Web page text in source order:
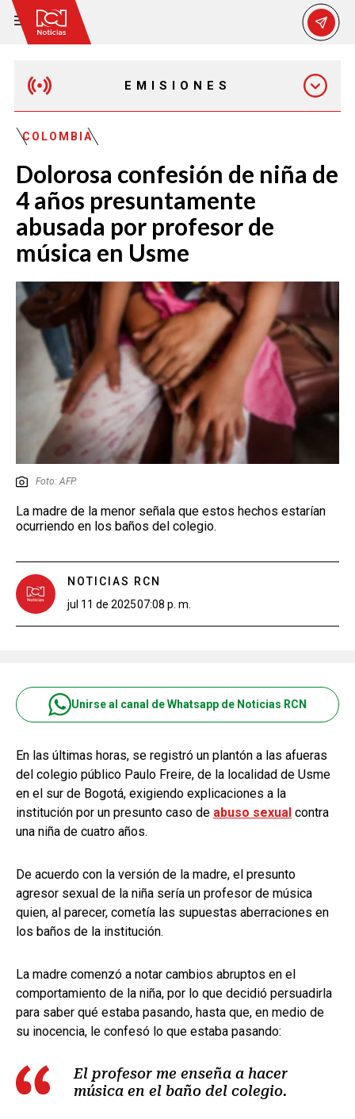
EMISIONES
EMISIÓN 12:30 PM
EMISIÓN 7:00 PM
EMISIÓN 11:30 PM
COLOMBIA
Dolorosa confesión de niña de
4 años presuntamente
abusada por profesor de
música en Usme
Foto: AFP.
La madre de la menor señala que estos hechos estarían
ocurriendo en los baños del colegio.
NOTICIAS RCN
jul 11 de 202507:08 p. m.
Unirse al canal de Whatsapp de Noticias RCN
En las últimas horas, se registró un plantón a las afueras
del colegio público Paulo Freire, de la localidad de Usme
en el sur de Bogotá, exigiendo explicaciones a la
institución por un presunto caso de abuso sexual contra
una niña de cuatro años.
De acuerdo con la versión de la madre, el presunto
agresor sexual de la niña sería un profesor de música
quien, al parecer, cometía las supuestas aberraciones en
los baños de la institución.
La madre comenzó a notar cambios abruptos en el
comportamiento de la niña, por lo que decidió persuadirla
para saber qué estaba pasando, hasta que, en medio de
su inocencia, le confesó lo que estaba pasando:
El profesor me enseña a hacer
música en el baño del colegio.